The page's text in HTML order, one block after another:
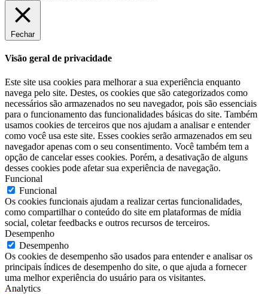
Fechar
Visão geral de privacidade
Este site usa cookies para melhorar a sua experiência enquanto
navega pelo site. Destes, os cookies que são categorizados como
necessários são armazenados no seu navegador, pois são essenciais
para o funcionamento das funcionalidades básicas do site. Também
usamos cookies de terceiros que nos ajudam a analisar e entender
como você usa este site. Esses cookies serão armazenados em seu
navegador apenas com o seu consentimento. Você também tem a
opção de cancelar esses cookies. Porém, a desativação de alguns
desses cookies pode afetar sua experiência de navegação.
Funcional
Funcional
Os cookies funcionais ajudam a realizar certas funcionalidades,
como compartilhar o conteúdo do site em plataformas de mídia
social, coletar feedbacks e outros recursos de terceiros.
Desempenho
Desempenho
Os cookies de desempenho são usados para entender e analisar os
principais índices de desempenho do site, o que ajuda a fornecer
uma melhor experiência do usuário para os visitantes.
Analytics